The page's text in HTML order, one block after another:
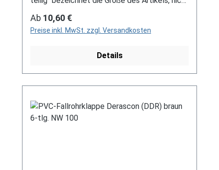
die Stückzahl!) Farben: grau / braun Bei der
Installation von Rinnenelemente zum Stecken
ist immer ein Gleitmittel notwendig, um das
vermeiden! Für DDR-Dachrinne Es handelt
modernen Systemen nicht kompatibel ist. Bei
Fragen stehen wir gerne auch telefonische für
Regulärer Preis:
Ab 10,60 €
Preise inkl. MwSt. zzgl. Versandkosten
Details